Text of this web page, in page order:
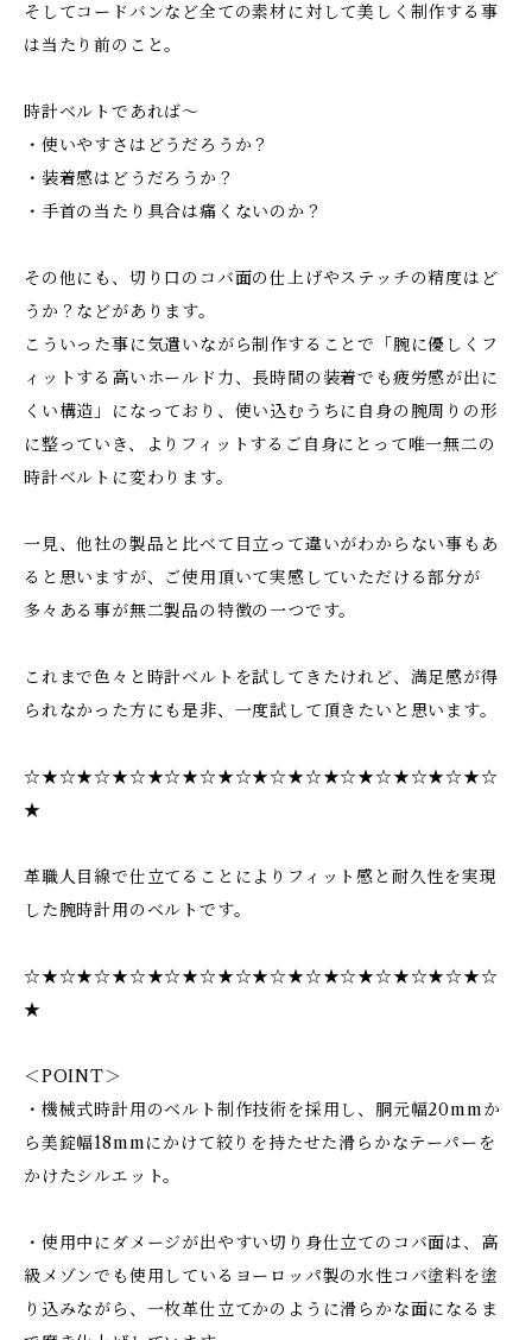
そしてコードバンなど全ての素材に対して美しく制作する事
は当たり前のこと。
時計ベルトであれば〜
・使いやすさはどうだろうか？
・装着感はどうだろうか？
・手首の当たり具合は痛くないのか？
その他にも、切り口のコバ面の仕上げやステッチの精度はど
うか？などがあります。
こういった事に気遣いながら制作することで「腕に優しくフ
ィットする高いホールド力、長時間の装着でも疲労感が出に
くい構造」になっており、使い込むうちに自身の腕周りの形
に整っていき、よりフィットするご自身にとって唯一無二の
時計ベルトに変わります。
一見、他社の製品と比べて目立って違いがわからない事もあ
ると思いますが、ご使用頂いて実感していただける部分が
多々ある事が無二製品の特徴の一つです。
これまで色々と時計ベルトを試してきたけれど、満足感が得
られなかった方にも是非、一度試して頂きたいと思います。
☆★☆★☆★☆★☆★☆★☆★☆★☆★☆★☆★☆★☆★☆
★
革職人目線で仕立てることによりフィット感と耐久性を実現
した腕時計用のベルトです。
☆★☆★☆★☆★☆★☆★☆★☆★☆★☆★☆★☆★☆★☆
★
＜POINT＞
・機械式時計用のベルト制作技術を採用し、胴元幅20mmか
ら美錠幅18mmにかけて絞りを持たせた滑らかなテーパーを
かけたシルエット。
・使用中にダメージが出やすい切り身仕立てのコバ面は、高
級メゾンでも使用しているヨーロッパ製の水性コバ塗料を塗
り込みながら、一枚革仕立てかのように滑らかな面になるま